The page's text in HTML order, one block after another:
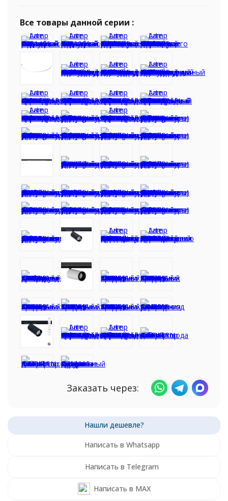
Все товары данной серии :
Заказать через:
Написать в Whatsapp
Написать в Telegram
Написать в MAX